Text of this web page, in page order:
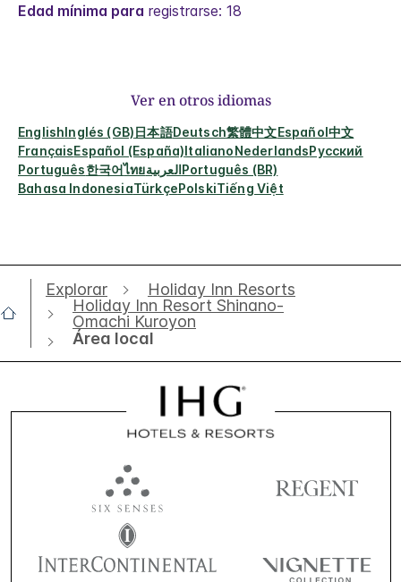
Edad mínima para registrarse: 18
Ver en otros idiomas
EnglishInglés (GB)日本語Deutsch繁體中文Español中文
FrançaisEspañol (España)ItalianoNederlandsРусский
Português한국어ไทยالعربيةPortuguês (BR)
Bahasa IndonesiaTürkçePolskiTiếng Việt
Explorar
Holiday Inn Resorts
Holiday Inn Resort Shinano-
Omachi Kuroyon
Área local